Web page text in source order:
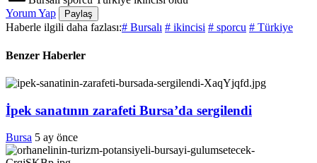
Yorum Yap
Paylaş
Haberle ilgili daha fazlası:# Bursalı # ikincisi # sporcu # Türkiye
Benzer Haberler
İpek sanatının zarafeti Bursa’da sergilendi
Bursa 5 ay önce